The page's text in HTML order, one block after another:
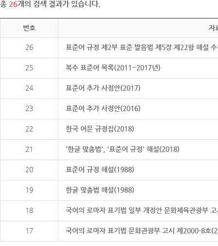
총 26개의 검색 결과가 있습니다.
번호 자
26 표준어 규정 제2부 표준 발음법 제5장 제22항 해설
25 복수 표준어 목록(2011~2017년)
24 표준어 추가 사정안(2017)
23 표준어 추가 사정안(2016)
22 한국 어문 규정집(2018)
21 '한글 맞춤법', '표준어 규정' 해설(2018)
20 표준어 규정 해설(1988)
19 한글 맞춤법 해설(1988)
18 국어의 로마자 표기법 일부 개정안 문화체육관광부
17 국어의 로마자 표기법 문화관광부 고시 제2000-8호